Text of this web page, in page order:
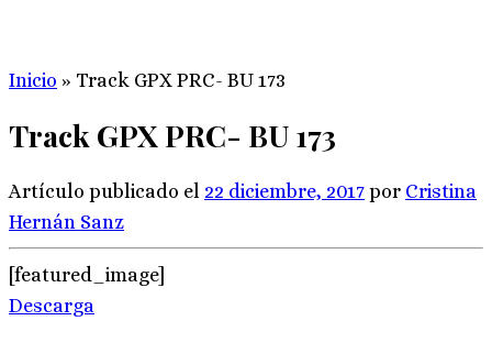
Inicio » Track GPX PRC- BU 173
Track GPX PRC- BU 173
Artículo publicado el 22 diciembre, 2017 por Cristina
Hernán Sanz
[featured_image]
Descarga